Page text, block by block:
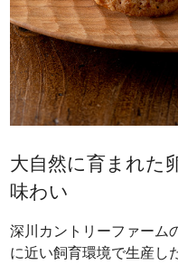
大自然に育まれた
味わい
深川カントリーファーム
に近い飼育環境で生産し